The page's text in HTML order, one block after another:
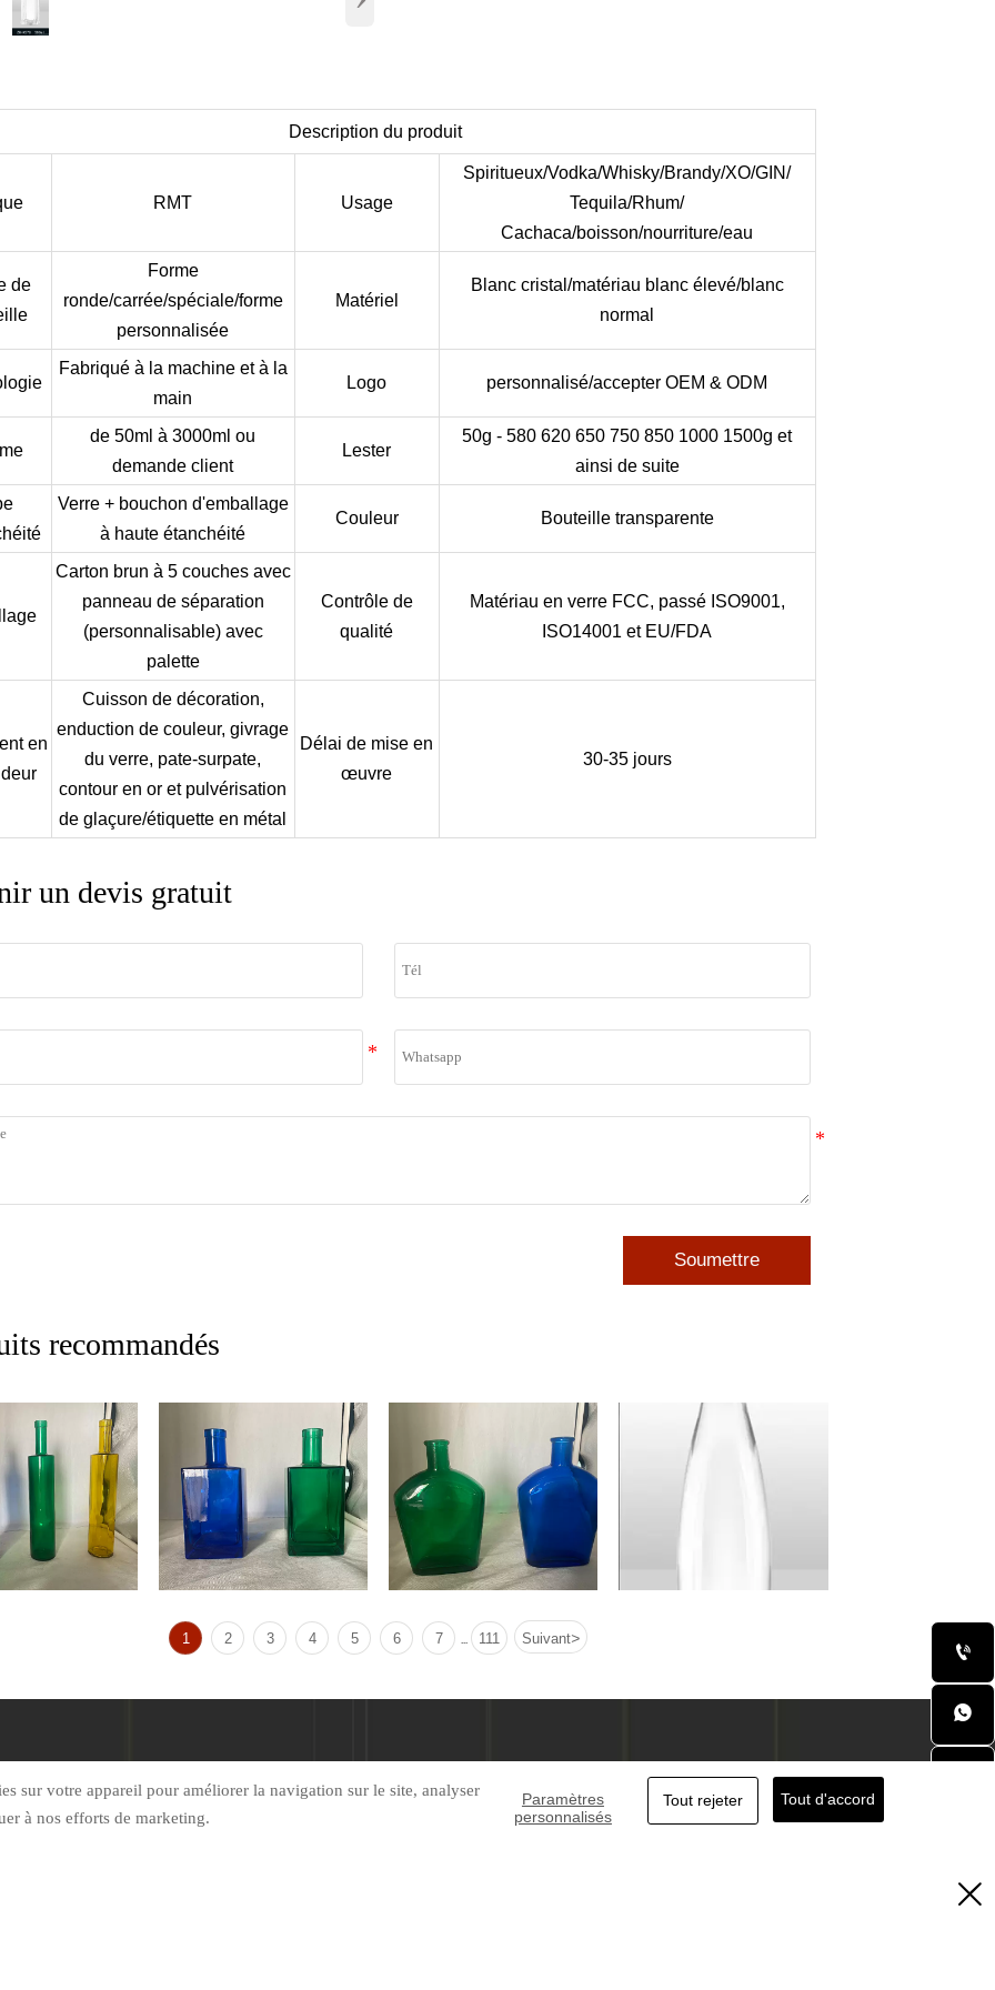
Description du produit
RMT Usage
Spiritueux/Vodka/Whisky/Brandy/XO/GIN/
Tequila/Rhum/
Cachaca/boisson/nourriture/eau
de
Forme
ronde/carrée/spéciale/forme
personnalisée
Matériel
Blanc cristal/matériau blanc élevé/blanc
normal
Fabriqué à la machine et à la
main
Logo personnalisé/accepter OEM & ODM
de 50ml à 3000ml ou
demande client
Lester
50g - 580 620 650 750 850 1000 1500g et
ainsi de suite
Verre + bouchon d'emballage
à haute étanchéité
Couleur Bouteille transparente
Carton brun à 5 couches avec
panneau de séparation
(personnalisable) avec
palette
Contrôle de
qualité
Matériau en verre FCC, passé ISO9001,
ISO14001 et EU/FDA
en
Cuisson de décoration,
enduction de couleur, givrage
du verre, pate-surpate,
contour en or et pulvérisation
de glaçure/étiquette en métal
Délai de mise en
œuvre
30-35 jours
un devis gratuit
Soumettre
recommandés
1 2 3 4 5 6 7 111 Suivant>



sur votre appareil pour améliorer la navigation sur le site, analyser
à nos efforts de marketing.
Paramètres
personnalisés
Tout rejeter Tout d'accord